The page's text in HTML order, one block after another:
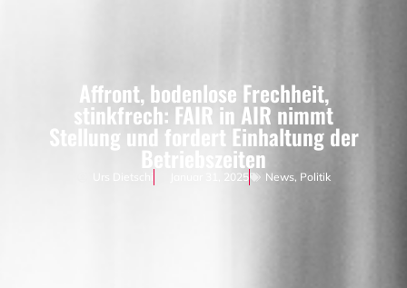
Affront, bodenlose Frechheit,
stinkfrech: FAIR in AIR nimmt
Stellung und fordert Einhaltung der
Betriebszeiten
Januar 31, 2025 News, Politik